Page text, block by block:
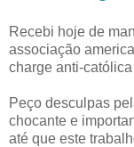
Recebi hoje de
associação
charge anti-
Peço desculpas
chocante e
até que este